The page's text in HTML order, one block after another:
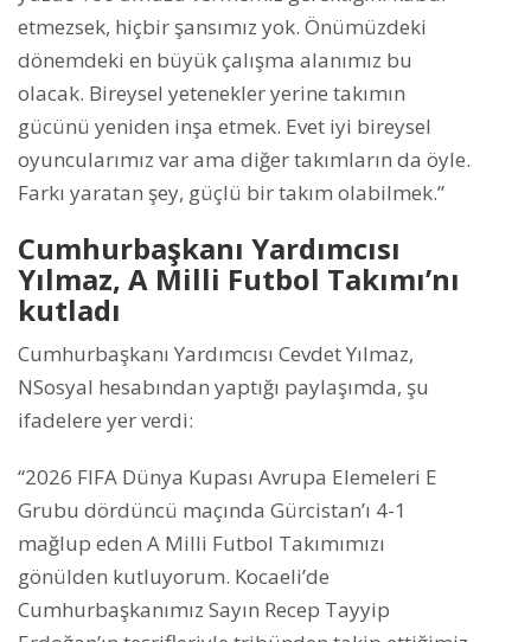
etmezsek, hiçbir şansımız yok. Önümüzdeki
dönemdeki en büyük çalışma alanımız bu
olacak. Bireysel yetenekler yerine takımın
gücünü yeniden inşa etmek. Evet iyi bireysel
oyuncularımız var ama diğer takımların da öyle.
Farkı yaratan şey, güçlü bir takım olabilmek.”
Cumhurbaşkanı Yardımcısı
Yılmaz, A Milli Futbol Takımı’nı
kutladı
Cumhurbaşkanı Yardımcısı Cevdet Yılmaz,
NSosyal hesabından yaptığı paylaşımda, şu
ifadelere yer verdi:
“2026 FIFA Dünya Kupası Avrupa Elemeleri E
Grubu dördüncü maçında Gürcistan’ı 4-1
mağlup eden A Milli Futbol Takımımızı
gönülden kutluyorum. Kocaeli’de
Cumhurbaşkanımız Sayın Recep Tayyip